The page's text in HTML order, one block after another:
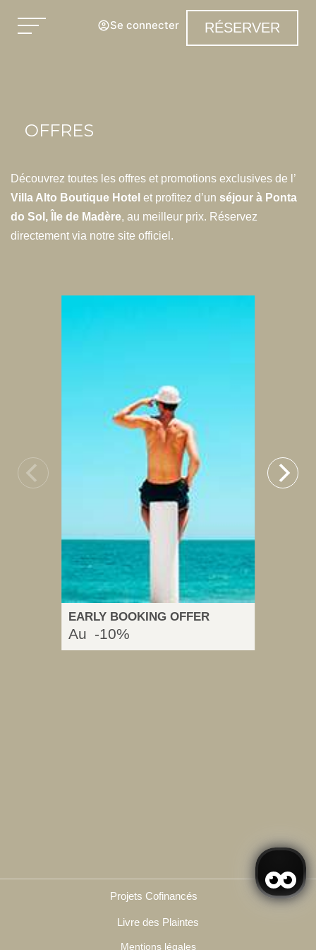
Se connecter RÉSERVER
OFFRES
Découvrez toutes les offres et promotions exclusives de l’
Villa Alto Boutique Hotel et profitez d’un séjour à Ponta
do Sol, Île de Madère, au meilleur prix. Réservez
directement via notre site officiel.
EARLY BOOKING OFFER
Au -10%
Projets Cofinancés
Livre des Plaintes
Mentions légales